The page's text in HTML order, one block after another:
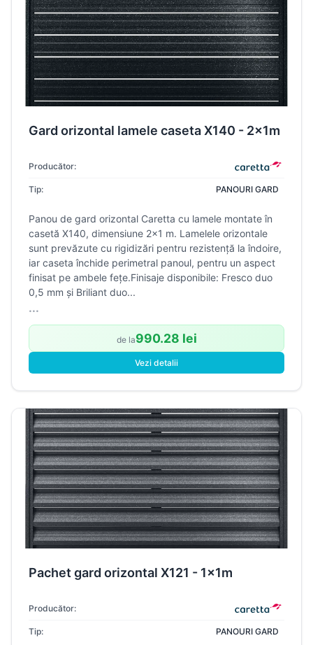
Gard orizontal lamele caseta X140 - 2x1m
Producător:
Tip: PANOURI GARD
Panou de gard orizontal Caretta cu lamele montate în
casetă X140, dimensiune 2×1 m. Lamelele orizontale
sunt prevăzute cu rigidizări pentru rezistență la îndoire,
iar caseta închide perimetral panoul, pentru un aspect
finisat pe ambele fețe.Finisaje disponibile: Fresco duo
0,5 mm și Briliant duo...
...
de la990.28 lei
Vezi detalii
Pachet gard orizontal X121 - 1x1m
Producător:
Tip: PANOURI GARD